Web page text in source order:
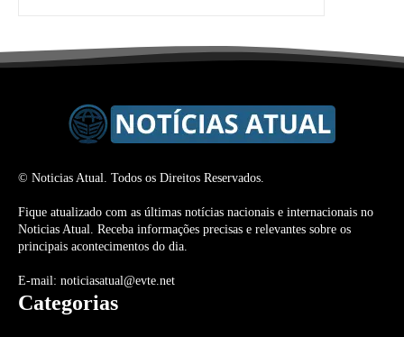
© Noticias Atual. Todos os Direitos Reservados.
Fique atualizado com as últimas notícias nacionais e internacionais no
Noticias Atual. Receba informações precisas e relevantes sobre os
principais acontecimentos do dia.
E-mail: noticiasatual@evte.net
Categorias